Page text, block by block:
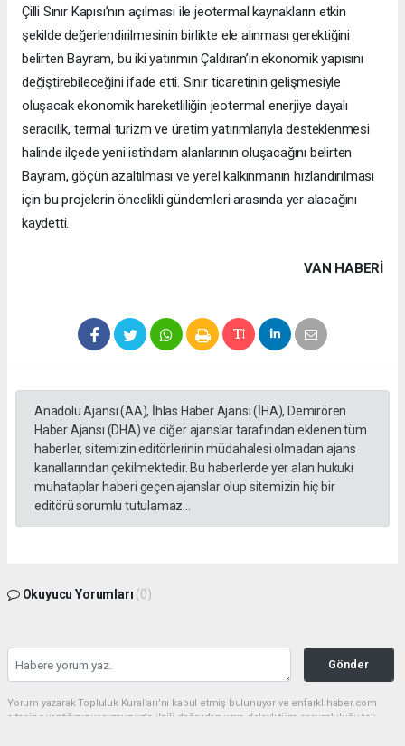
Çilli Sınır Kapısı’nın açılması ile jeotermal kaynakların etkin
şekilde değerlendirilmesinin birlikte ele alınması gerektiğini
belirten Bayram, bu iki yatırımın Çaldıran’ın ekonomik yapısını
değiştirebileceğini ifade etti. Sınır ticaretinin gelişmesiyle
oluşacak ekonomik hareketliliğin jeotermal enerjiye dayalı
seracılık, termal turizm ve üretim yatırımlarıyla desteklenmesi
halinde ilçede yeni istihdam alanlarının oluşacağını belirten
Bayram, göçün azaltılması ve yerel kalkınmanın hızlandırılması
için bu projelerin öncelikli gündemleri arasında yer alacağını
kaydetti.
VAN HABERİ
Anadolu Ajansı (AA), İhlas Haber Ajansı (İHA), Demirören
Haber Ajansı (DHA) ve diğer ajanslar tarafından eklenen tüm
haberler, sitemizin editörlerinin müdahalesi olmadan ajans
kanallarından çekilmektedir. Bu haberlerde yer alan hukuki
muhataplar haberi geçen ajanslar olup sitemizin hiç bir
editörü sorumlu tutulamaz...
Okuyucu Yorumları (0)
Gönder
Yorum yazarak Topluluk Kuralları’nı kabul etmiş bulunuyor ve enfarklihaber.com
sitesine yaptığınız yorumunuzla ilgili doğrudan veya dolaylı tüm sorumluluğu tek